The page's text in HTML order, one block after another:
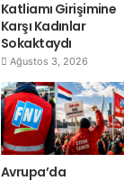
Katliamı Girişimine
Karşı Kadınlar
Sokaktaydı
Ağustos 3, 2026
Avrupa’da